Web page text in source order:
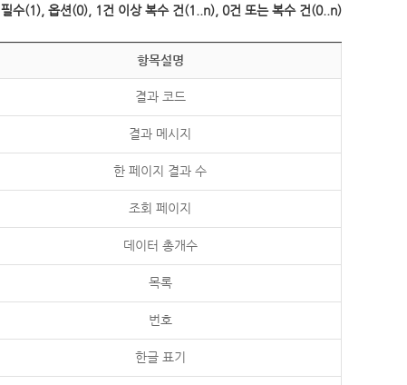
수(1), 옵션(0), 1건 이상 복수 건(1..n), 0건 또는 복수 건(0..n)
항목설명
결과 코드
결과 메시지
한 페이지 결과 수
조회 페이지
데이터 총개수
목록
번호
한글 표기